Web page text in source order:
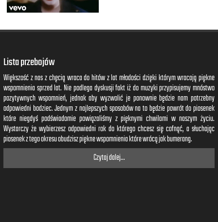
Lista przebojów
Większość z nas z chęcią wraca do hitów z lat młodości dzięki którym wracają piękne
wspomnienia sprzed lat. Nie podlega dyskusji fakt iż do muzyki przypisujemy mnóstwo
pozytywnych wspomnień, jednak aby wyzwolić je ponownie będzie nam potrzebny
odpowiedni bodziec. Jednym z najlepszych sposobów na to będzie powrót do piosenek
które niegdyś podświadomie powiązaliśmy z pięknymi chwilami w naszym życiu.
Wystarczy że wybierzesz odpowiedni rok do którego chcesz się cofnąć, a słuchając
piosenek z tego okresu obudzisz piękne wspomnienia które wrócą jak bumerang.
Czytaj dalej...